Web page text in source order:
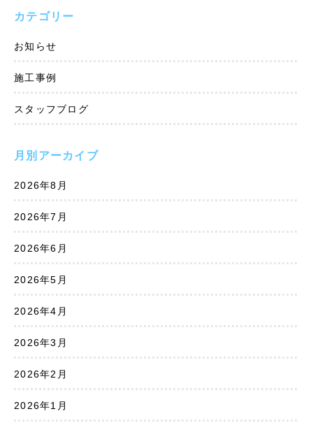
カテゴリー
お知らせ
施工事例
スタッフブログ
月別アーカイブ
2026年8月
2026年7月
2026年6月
2026年5月
2026年4月
2026年3月
2026年2月
2026年1月